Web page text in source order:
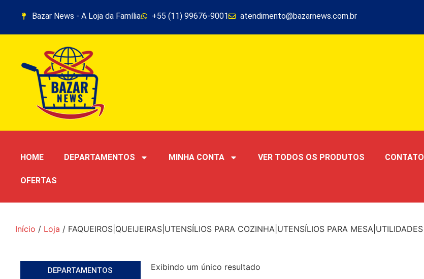
Bazar News - A Loja da Família +55 (11) 99676-9001 atendimento@bazarnews.com.br
HOME DEPARTAMENTOS MINHA CONTA VER TODOS OS PRODUTOS CONTATO
OFERTAS
Início / Loja / FAQUEIROS|QUEIJEIRAS|UTENSÍLIOS PARA COZINHA|UTENSÍLIOS PARA MESA|UTILIDADES
DEPARTAMENTOS Exibindo um único resultado